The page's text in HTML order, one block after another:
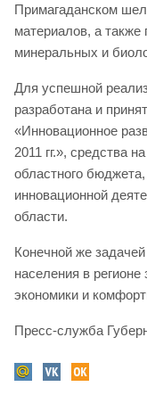
Примагаданском
материалов, а также
минеральных и
Для успешной
разработана и
«Инновационное
2011 гг.», средства
областного
инновационной
области.
Конечной же
населения в
экономики и
Пресс-служба